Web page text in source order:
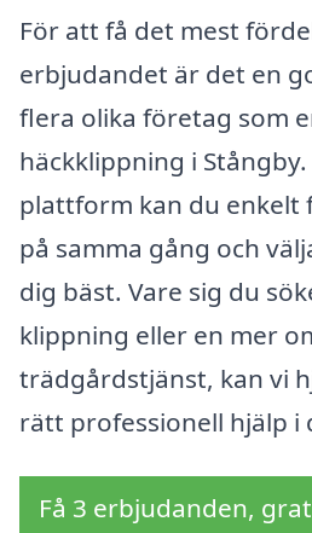
För att få det mest
erbjudandet är det en
flera olika företag som
häckklippning i
plattform kan du enkelt
på samma gång och
dig bäst. Vare sig du
klippning eller en mer
trädgårdstjänst, kan vi
rätt professionell hjälp i
Få 3 erbjudanden,